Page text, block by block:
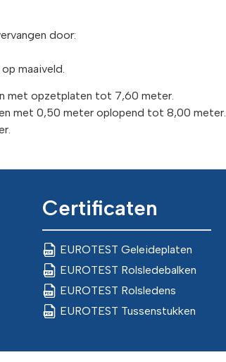
door:
maaiveld.
met opzetplaten tot 7,60 meter.
met 0,50 meter oplopend tot 8,00 meter.
Certificaten
EUROTEST Geleideplaten
EUROTEST Rolsledebalken
EUROTEST Rolsledens
EUROTEST Tussenstukken